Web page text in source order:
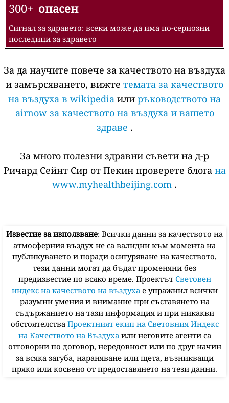
300+ опасен
Сигнал за здравето: всеки може да има по-сериозни
последици за здравето
За да научите повече за качеството на въздуха
и замърсяването, вижте темата за качеството
на въздуха в wikipedia или ръководството на
airnow за качеството на въздуха и вашето
здраве .
За много полезни здравни съвети на д-р
Ричард Сейнт Сир от Пекин проверете блога на
www.myhealthbeijing.com .
Известие за използване: Всички данни за качеството на
атмосферния въздух не са валидни към момента на
публикуването и поради осигуряване на качеството,
тези данни могат да бъдат променяни без
предизвестие по всяко време. Проектът Световен
индекс на качеството на въздуха е упражнил всички
разумни умения и внимание при съставянето на
съдържанието на тази информация и при никакви
обстоятелства Проектният екип на Световния Индекс
на Качеството на Въздуха или неговите агенти са
отговорни по договор, нередовност или по друг начин
за всяка загуба, нараняване или щета, възникващи
пряко или косвено от предоставянето на тези данни.